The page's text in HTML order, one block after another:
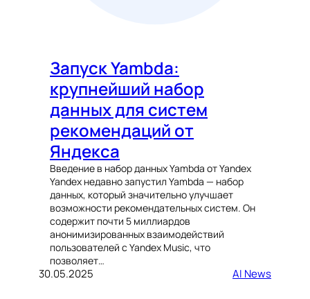
Запуск Yambda:
крупнейший набор
данных для систем
рекомендаций от
Яндекса
Введение в набор данных Yambda от Yandex
Yandex недавно запустил Yambda — набор
данных, который значительно улучшает
возможности рекомендательных систем. Он
содержит почти 5 миллиардов
анонимизированных взаимодействий
пользователей с Yandex Music, что
позволяет…
30.05.2025 AI News